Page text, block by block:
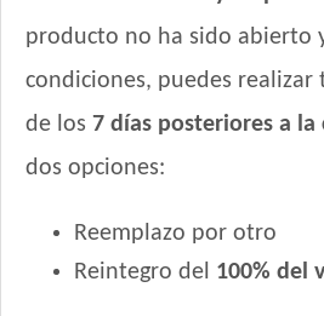
Royal Canin Perro Veterinary Diabetic
Royal Canin Perro Veterinary
Royal Canin Perro Veterinary
Royal Canin Perro Veterinary
Royal Canin Perro Veterinary Hepatic
Calorie
Royal Canin Perro Veterinary
producto no ha sido abierto
condiciones, puedes
de los 7 días posteriores a la
dos opciones:
Reemplazo por otro
Reintegro del 100% del